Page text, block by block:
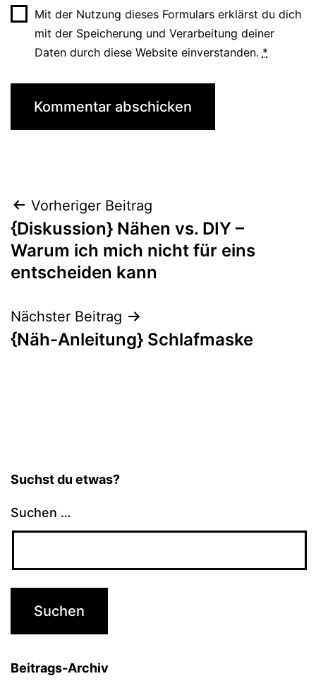
Mit der Nutzung dieses Formulars erklärst du dich
mit der Speicherung und Verarbeitung deiner
Daten durch diese Website einverstanden. *
Beitragsnavigation
Vorheriger Beitrag
{Diskussion} Nähen vs. DIY –
Warum ich mich nicht für eins
entscheiden kann
Nächster Beitrag
{Näh-Anleitung} Schlafmaske
Suchst du etwas?
Suchen …
Beitrags-Archiv